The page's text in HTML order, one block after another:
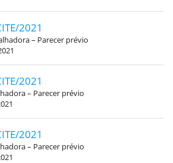
2021
– Parecer prévio
2021
– Parecer prévio
2021
– Parecer prévio